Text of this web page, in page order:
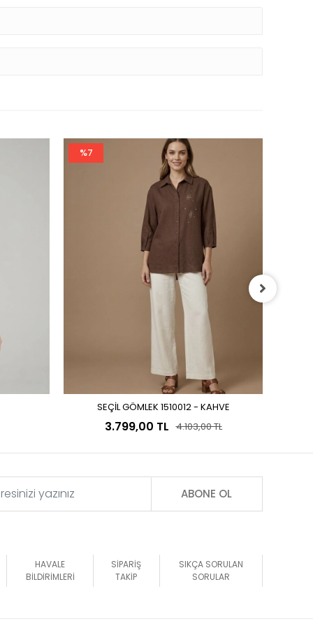
%7
Sepete Ekle
SEÇİL GÖMLEK 1510012 - KAHVE
3.799,00 TL 4.103,00 TL
ABONE OL
HAVALE
BİLDİRİMLERİ
SİPARİŞ
TAKİP
SIKÇA SORULAN
SORULAR